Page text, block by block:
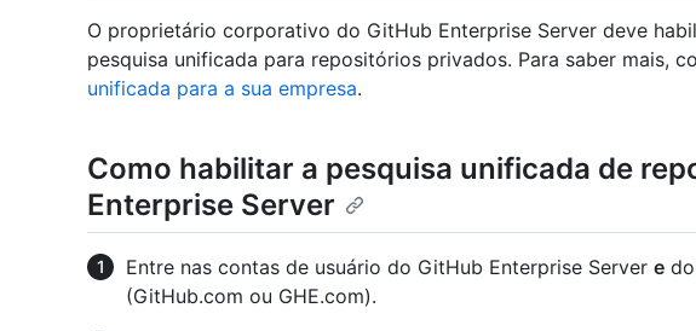
O proprietário corporativo do GitHub Enterprise Server deve
pesquisa unificada para repositórios privados. Para saber mais,
unificada para a sua empresa.
Como habilitar a pesquisa unificada de
Enterprise Server
Entre nas contas de usuário do GitHub Enterprise Server e
(GitHub.com ou GHE.com).